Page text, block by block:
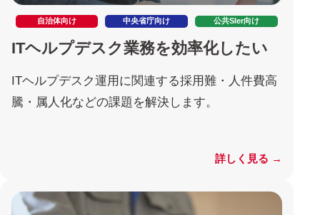
自治体向け 中央省庁向け 公共SIer向け
ITヘルプデスク業務を効率化したい
ITヘルプデスク運用に関連する採用難・人件費高
騰・属人化などの課題を解決します。
詳しく見る →